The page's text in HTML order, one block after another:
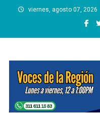
viernes, agosto 07, 2026
Voces de la